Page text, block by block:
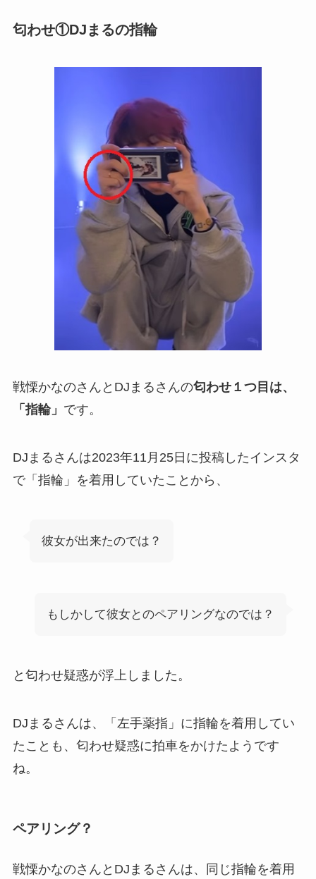
匂わせ①DJまるの指輪
戦慄かなのさんとDJまるさんの匂わせ１つ目は、
「指輪」 です。
DJまるさんは2023年11月25日に投稿したインスタ
で「指輪」を着用していたことから、
彼女が出来たのでは？
もしかして彼女とのペアリングなのでは？
と匂わせ疑惑が浮上しました。
DJまるさんは、「左手薬指」に指輪を着用してい
たことも、匂わせ疑惑に拍車をかけたようです
ね。
ペアリング？
戦慄かなのさんとDJまるさんは、同じ指輪を着用